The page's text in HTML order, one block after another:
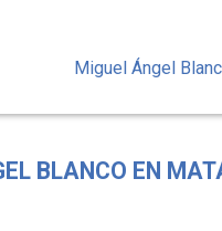
Miguel Ángel
BLANCO EN